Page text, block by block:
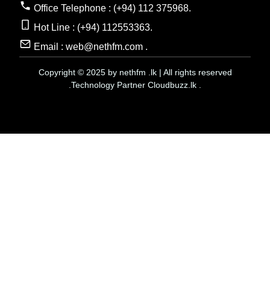
Office Telephone : (+94) 112 375968.
Hot Line : (+94) 112553363.
Email : web@nethfm.com .
Copyright © 2025 by nethfm .lk | All rights reserved
.Technology Partner Cloudbuzz.lk .